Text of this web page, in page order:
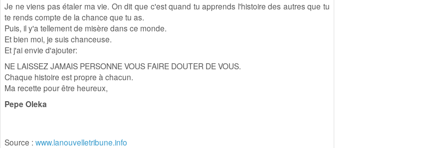
Je ne viens pas étaler ma vie. On dit que c'est quand tu apprends l'histoire des autres que tu
te rends compte de la chance que tu as.
Puis, il y'a tellement de misère dans ce monde.
Et bien moi, je suis chanceuse.
Et j'ai envie d'ajouter:
NE LAISSEZ JAMAIS PERSONNE VOUS FAIRE DOUTER DE VOUS.
Chaque histoire est propre à chacun.
Ma recette pour être heureux,
Pepe Oleka
Source : www.lanouvelletribune.info